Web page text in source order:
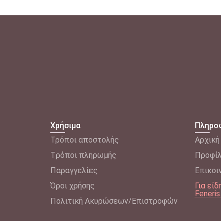
Χρήσιμα
Τρόποι αποστολής
Tρόποι πληρωμής
Παραγγελίες
Όροι χρήσης
Πολιτική Ακυρώσεων/Επιστροφών
Αρχική
Για